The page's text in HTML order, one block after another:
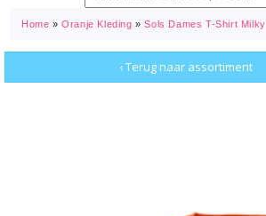
Home »Oranje Kleding »Sols Dames T-Shirt Milky
‹ Terug naar assortiment